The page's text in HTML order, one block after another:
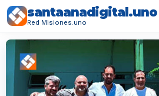
santaanadigital.uno
Red Misiones.uno